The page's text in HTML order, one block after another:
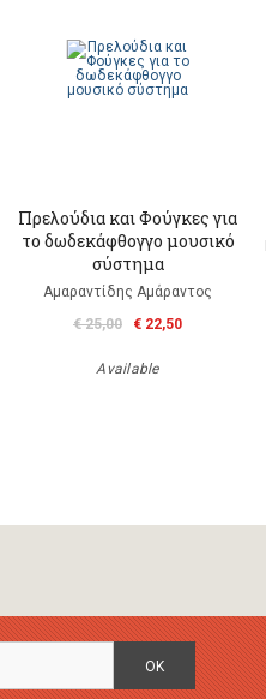
Πρελούδια και Φούγκες για
το δωδεκάφθογγο μουσικό
σύστημα
Αμαραντίδης Αμάραντος
€ 25,00
€ 22,50
Available
OK